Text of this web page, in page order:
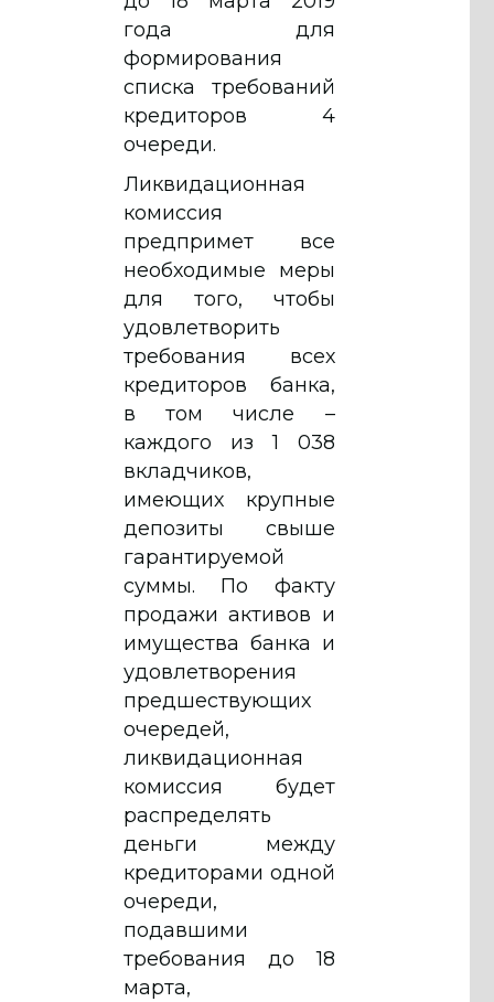
года для
формирования
списка требований
кредиторов 4
очереди.
Ликвидационная
комиссия
предпримет все
необходимые меры
для того, чтобы
удовлетворить
требования всех
кредиторов банка,
в том числе –
каждого из 1 038
вкладчиков,
имеющих крупные
депозиты свыше
гарантируемой
суммы. По факту
продажи активов и
имущества банка и
удовлетворения
предшествующих
очередей,
ликвидационная
комиссия будет
распределять
деньги между
кредиторами одной
очереди,
подавшими
требования до 18
марта,